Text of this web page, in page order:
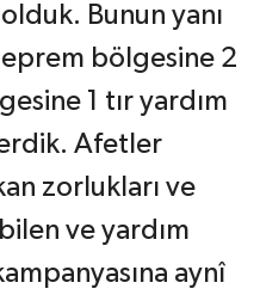
Bunun yanı
bölgesine 2
1 tır yardım
Afetler
zorlukları ve
ve yardım
aynî